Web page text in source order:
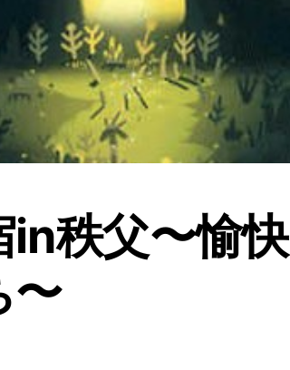
in秩父〜愉快
〜